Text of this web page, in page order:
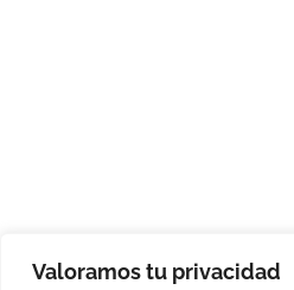
Valoramos tu privacidad